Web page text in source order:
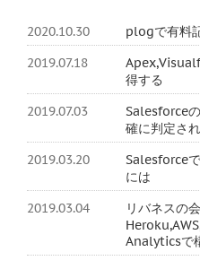
2020.10.30
plogで有料
2019.07.18
得する
2019.07.03
Salesforce
確に判定さ
2019.03.20
Salesforce
には
2019.03.04
リバネスの
Analyticsで